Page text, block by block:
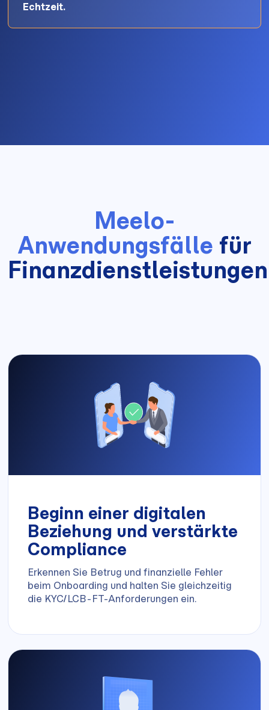
Echtzeit.
Meelo-
Anwendungsfälle für
Finanzdienstleistungen
Beginn einer digitalen
Beziehung und verstärkte
Compliance
Erkennen Sie Betrug und finanzielle Fehler
beim Onboarding und halten Sie gleichzeitig
die KYC/LCB-FT-Anforderungen ein.